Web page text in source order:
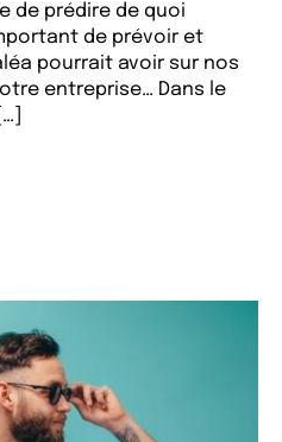
de prédire de quoi
de prévoir et
pourrait avoir sur nos
entreprise… Dans le